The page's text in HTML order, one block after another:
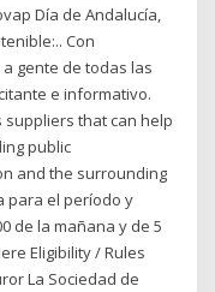
Día de Andalucía,
Con
gente de todas las
e informativo.
that can help
public
and the surrounding
para el período y
de la mañana y de 5
Eligibility / Rules
La Sociedad de